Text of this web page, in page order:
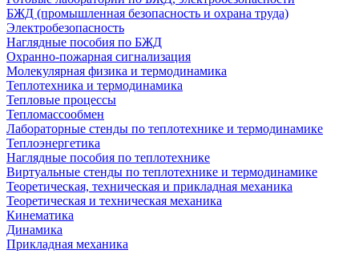
БЖД (промышленная безопасность и охрана труда)
Электробезопасность
Наглядные пособия по БЖД
Охранно-пожарная сигнализация
Молекулярная физика и термодинамика
Теплотехника и термодинамика
Тепловые процессы
Тепломассообмен
Лабораторные стенды по теплотехнике и термодинамике
Теплоэнергетика
Наглядные пособия по теплотехнике
Виртуальные стенды по теплотехнике и термодинамике
Теоретическая, техническая и прикладная механика
Теоретическая и техническая механика
Кинематика
Динамика
Прикладная механика